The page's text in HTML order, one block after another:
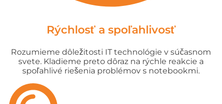
Rýchlosť a spoľahlivosť
Rozumieme dôležitosti IT technológie v súčasnom
svete. Kladieme preto dôraz na rýchle reakcie a
spoľahlivé riešenia problémov s notebookmi.